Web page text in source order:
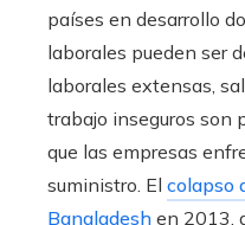
países en desarrollo
laborales pueden ser
laborales extensas,
trabajo inseguros son
que las empresas
suministro. El colapso
Bangladesh en 2013,